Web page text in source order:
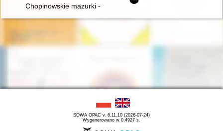
Chopinowskie mazurki - czyli folklor a pojęcie muzyki
SOWA OPAC v. 6.11.10 (2026-07-24)
Wygenerowano w 0,4927 s.